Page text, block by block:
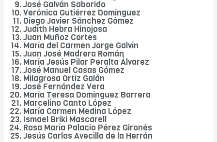
José Galván Saborido
Verónica Gutiérrez Domínguez
Diego Javier Sánchez Gómez
Judith Hebra Hinojosa
Juan Muñoz Cortes
María del Carmen Jorge Galvín
Juan José Madrera Román
María Jesús Pilar Peralta Álvarez
José Manuel Casas Gómez
Milagrosa Ortiz Galán
José Fernández Vera
María Teresa Domínguez Barrera
Marcelino Canto López
María Carmen Medina López
Ismael Briki Mascarell
Rosa María Palacio Pérez Gironés
Jesús Carlos Avecilla de la Herrán